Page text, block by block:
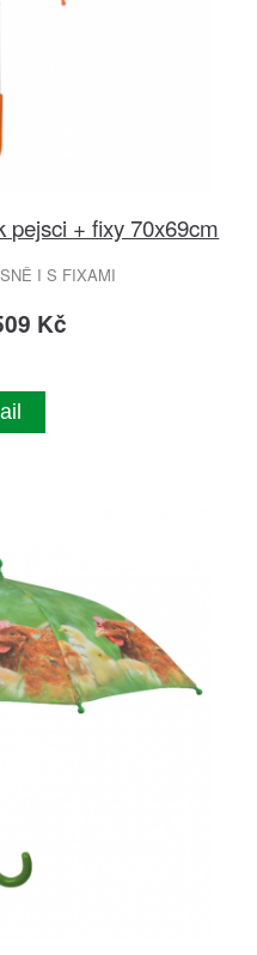
pejsci + fixy 70x69cm
I S FIXAMI
Kč